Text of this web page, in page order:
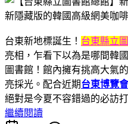
台東新地標誕生！ 台東縣立
亮相，乍看下以為是哪間韓
圖書館！館內擁有挑高大氣
亮採光。配合近期台東博覽會
絕對是今夏不容錯過的必訪
繼續閱讀